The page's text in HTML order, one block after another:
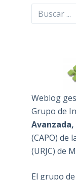
Buscar
Weblog
Grupo de
(CAPO) de
(URJC) de
El grupo de